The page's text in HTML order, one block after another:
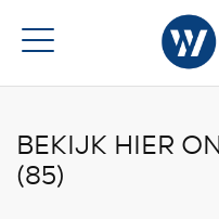
BEKIJK HIER
(85)